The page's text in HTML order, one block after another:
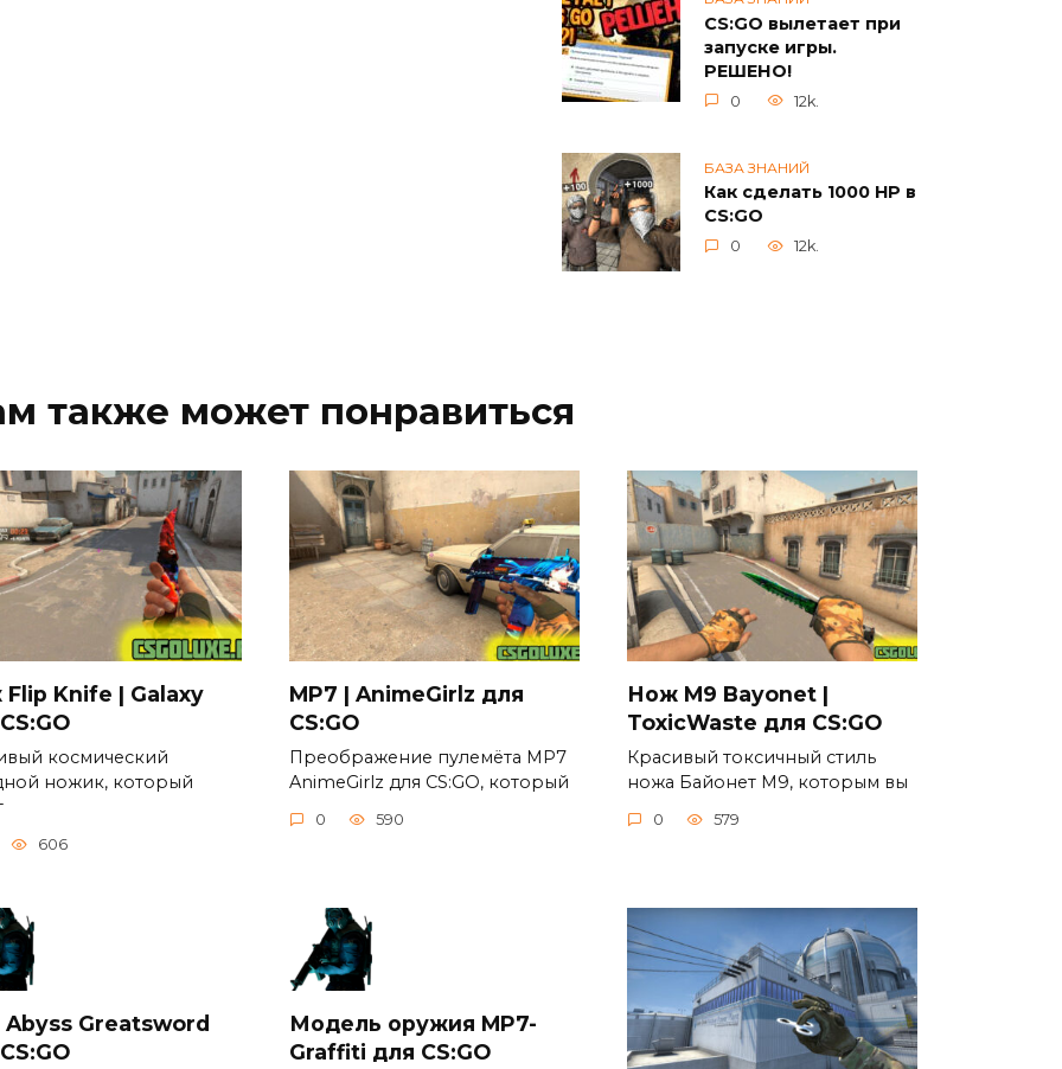
CS:GO вылетает при
запуске игры.
РЕШЕНО!
0 12k.
БАЗА ЗНАНИЙ
Как сделать 1000 HP в
CS:GO
0 12k.
также может понравиться
Knife | Galaxy
космический
ножик, который
606
MP7 | AnimeGirlz для
CS:GO
Преображение пулемёта MP7
AnimeGirlz для CS:GO, который
0 590
Нож M9 Bayonet |
ToxicWaste для CS:GO
Красивый токсичный стиль
ножа Байонет М9, которым вы
0 579
Greatsword
Модель оружия MP7-
Graffiti для CS:GO